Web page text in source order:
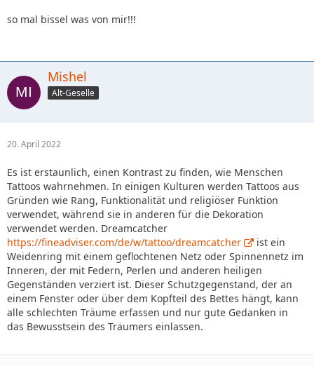
so mal bissel was von mir!!!
Mishel
Alt-Geselle
20. April 2022
Es ist erstaunlich, einen Kontrast zu finden, wie Menschen
Tattoos wahrnehmen. In einigen Kulturen werden Tattoos aus
Gründen wie Rang, Funktionalität und religiöser Funktion
verwendet, während sie in anderen für die Dekoration
verwendet werden. Dreamcatcher
https://fineadviser.com/de/w/tattoo/dreamcatcher
ist ein
Weidenring mit einem geflochtenen Netz oder Spinnennetz im
Inneren, der mit Federn, Perlen und anderen heiligen
Gegenständen verziert ist. Dieser Schutzgegenstand, der an
einem Fenster oder über dem Kopfteil des Bettes hängt, kann
alle schlechten Träume erfassen und nur gute Gedanken in
das Bewusstsein des Träumers einlassen.